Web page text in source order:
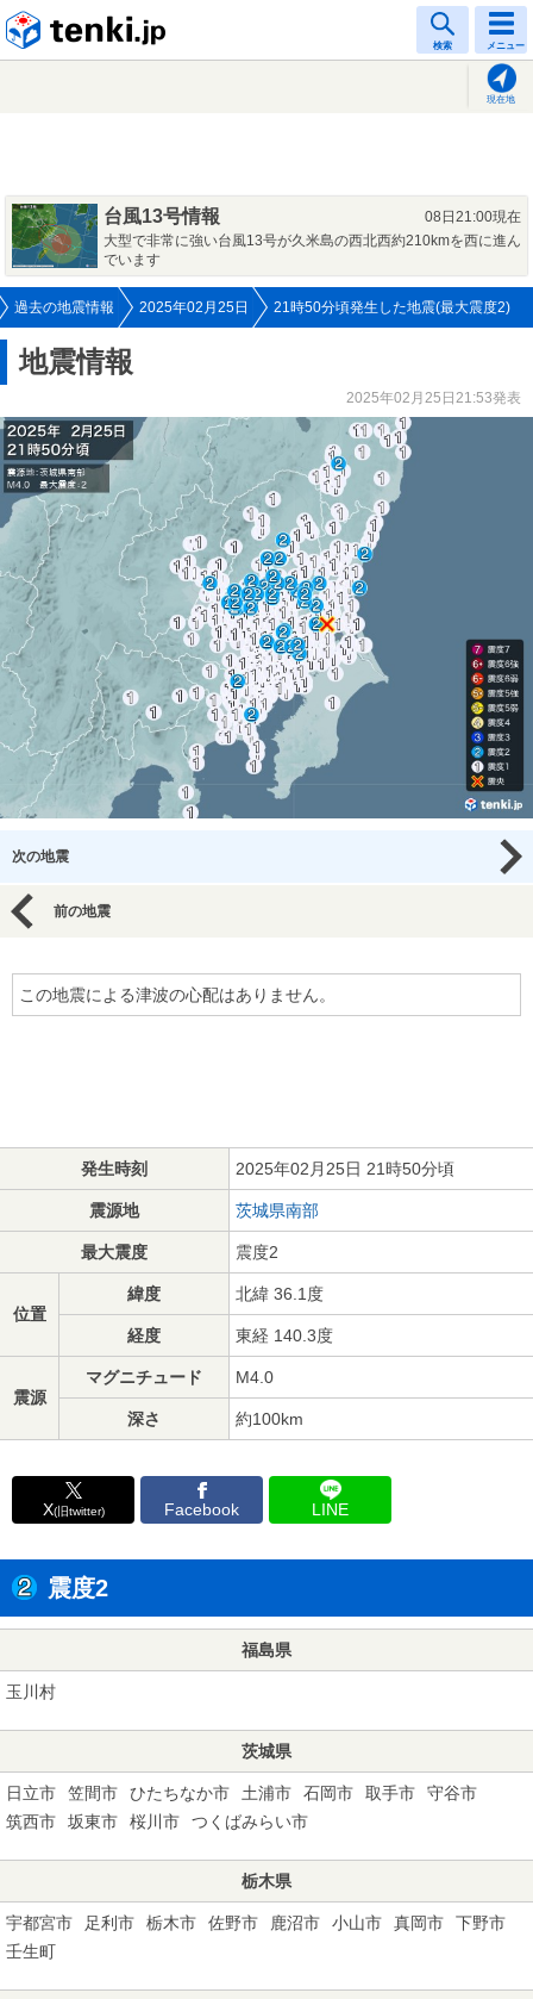
検索 メニュー
現在地
台風13号情報
08日21:00現在
大型で非常に強い台風13号が久米島の西北西約210kmを西に進ん
でいます
過去の地震情報 2025年02月25日 21時50分頃発生した地震(最大震度2)
地震情報
2025年02月25日21:53発表
次の地震
前の地震
この地震による津波の心配はありません。
発生時刻 2025年02月25日 21時50分頃
震源地 茨城県南部
最大震度 震度2
位置
緯度 北緯 36.1度
経度 東経 140.3度
震源
マグニチュード M4.0
深さ 約100km
X(旧twitter) Facebook LINE
震度2
福島県
玉川村
茨城県
日立市 笠間市 ひたちなか市 土浦市 石岡市 取手市
守谷市
筑西市
坂東市 桜川市 つくばみらい市
栃木県
宇都宮市 足利市 栃木市 佐野市 鹿沼市 小山市 真岡市
下野市
壬生町